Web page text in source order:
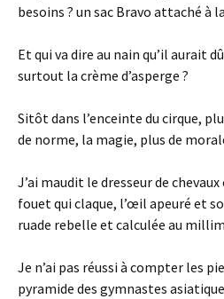
besoins ? un sac Bravo attaché à
Et qui va dire au nain qu’il aurait
surtout la crème d’asperge ?
Sitôt dans l’enceinte du cirque,
de norme, la magie, plus de
J’ai maudit le dresseur de
fouet qui claque, l’œil apeuré et
ruade rebelle et calculée au
Je n’ai pas réussi à compter les
pyramide des gymnastes